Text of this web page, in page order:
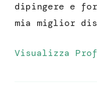
dipingere e
mia miglior
Visualizza